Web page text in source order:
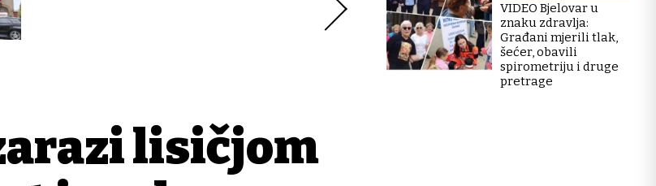
lisičjom
VIDEO Bjelovar u
znaku zdravlja:
Građani mjerili tlak,
šećer, obavili
spirometriju i druge
pretrage